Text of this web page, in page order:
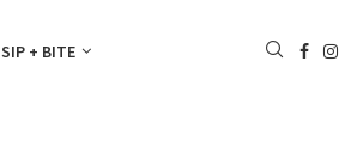
SIP + BITE